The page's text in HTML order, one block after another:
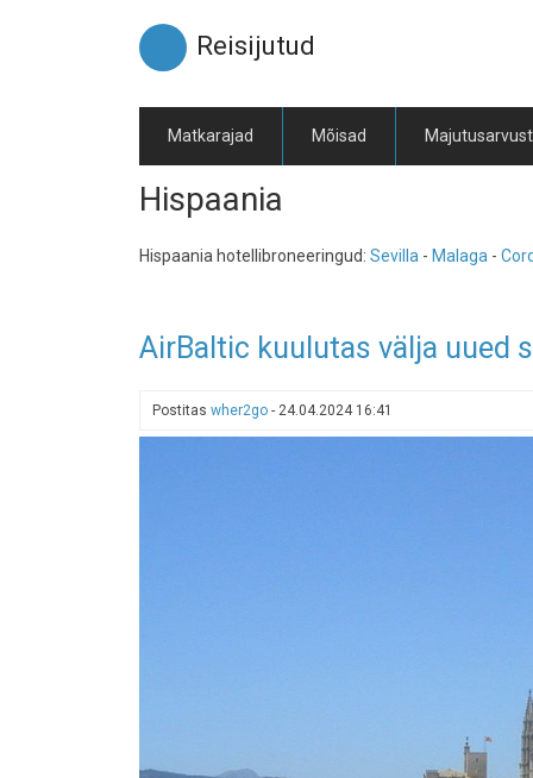
Reisijutud
Matkarajad Mõisad
Hispaania
Hispaania hotellibroneeringud: Sevilla - Malaga -
AirBaltic kuulutas välja uued
Postitas wher2go - 24.04.2024 16:41